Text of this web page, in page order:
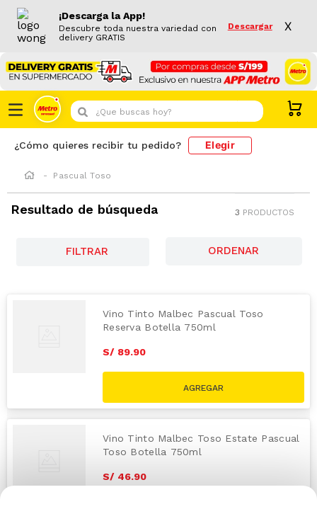
¡Descarga la App!
Descubre toda nuestra variedad con
delivery GRATIS
Descargar X
¿Que buscas hoy?
¿Cómo quieres recibir tu pedido? Elegir
Pascual Toso
Resultado de búsqueda 3 PRODUCTOS
FILTRAR
Vino Tinto Malbec Pascual Toso
Reserva Botella 750ml
S/ 89.90
Vino Tinto Malbec Toso Estate Pascual
Toso Botella 750ml
S/ 46.90